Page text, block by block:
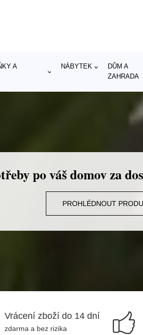
A NÁBYTEK
DŮM A
ZAHRADA
po váš domov za
PROHLÉDNOUT
Vrácení zboží do 14 dní
zdarma a bez rizika